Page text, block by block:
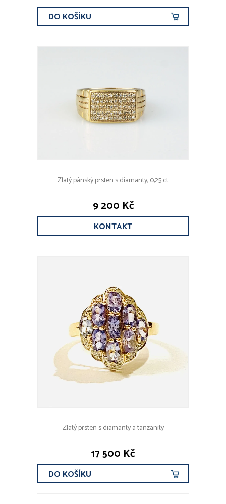
DO KOŠÍKU
Zlatý pánský prsten s diamanty, 0,25 ct
9 200 Kč
KONTAKT
Zlatý prsten s diamanty a tanzanity
17 500 Kč
DO KOŠÍKU